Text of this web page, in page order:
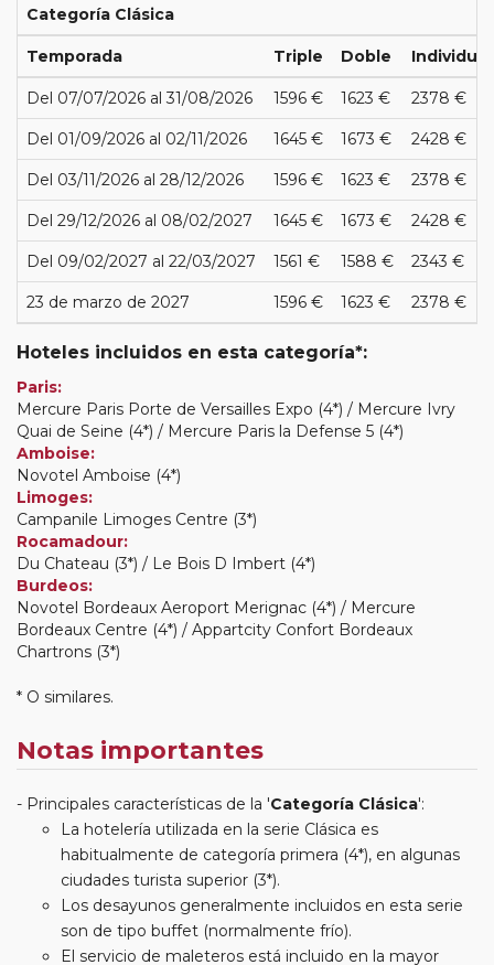
Categoría Clásica
Temporada Triple Doble Individual
Del 07/07/2026 al 31/08/2026 1596 € 1623 € 2378 €
Del 01/09/2026 al 02/11/2026 1645 € 1673 € 2428 €
Del 03/11/2026 al 28/12/2026 1596 € 1623 € 2378 €
Del 29/12/2026 al 08/02/2027 1645 € 1673 € 2428 €
Del 09/02/2027 al 22/03/2027 1561 € 1588 € 2343 €
23 de marzo de 2027 1596 € 1623 € 2378 €
Hoteles incluidos en esta categoría*:
Paris:
Mercure Paris Porte de Versailles Expo (4*) / Mercure Ivry
Quai de Seine (4*) / Mercure Paris la Defense 5 (4*)
Amboise:
Novotel Amboise (4*)
Limoges:
Campanile Limoges Centre (3*)
Rocamadour:
Du Chateau (3*) / Le Bois D Imbert (4*)
Burdeos:
Novotel Bordeaux Aeroport Merignac (4*) / Mercure
Bordeaux Centre (4*) / Appartcity Confort Bordeaux
Chartrons (3*)
* O similares.
Notas importantes
Principales características de la 'Categoría Clásica':
La hotelería utilizada en la serie Clásica es
habitualmente de categoría primera (4*), en algunas
ciudades turista superior (3*).
Los desayunos generalmente incluidos en esta serie
son de tipo buffet (normalmente frío).
El servicio de maleteros está incluido en la mayor